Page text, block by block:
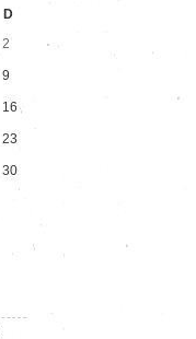
D
2
9
16
23
30